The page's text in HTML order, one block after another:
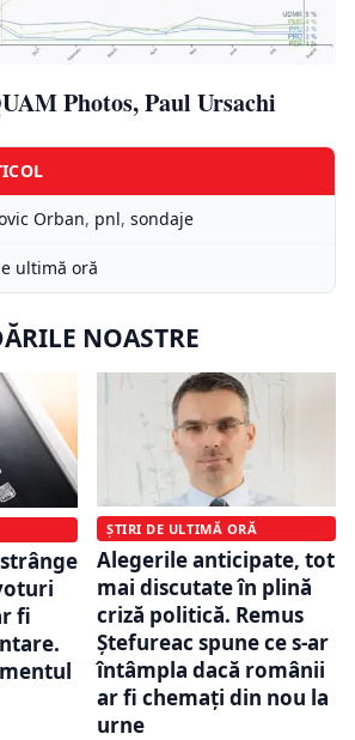
Photos, Paul Ursachi
Orban, pnl, sondaje
ultimă oră
NOASTRE
fi
ȘTIRI DE ULTIMĂ ORĂ
Alegerile anticipate, tot
mai discutate în plină
criză politică. Remus
Ștefureac spune ce s-ar
întâmpla dacă românii
ar fi chemați din nou la
urne